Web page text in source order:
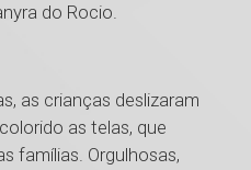
do Rocio.
as crianças deslizaram
as telas, que
famílias. Orgulhosas,